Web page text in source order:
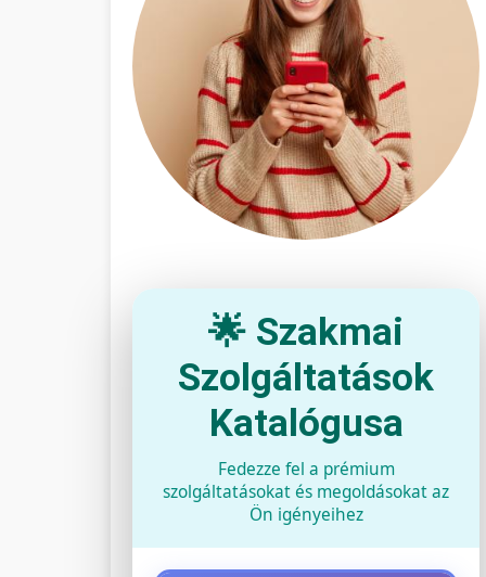
🌟 Szakmai
Szolgáltatások
Katalógusa
Fedezze fel a prémium
szolgáltatásokat és megoldásokat az
Ön igényeihez